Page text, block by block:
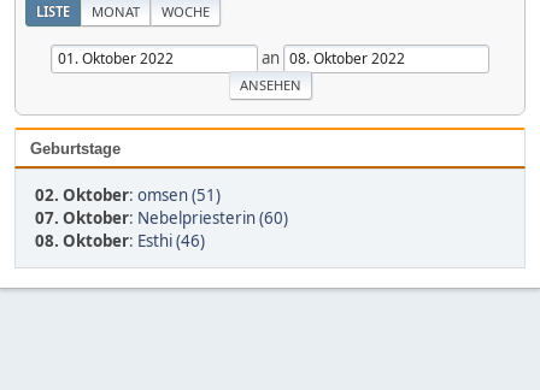
LISTE MONAT WOCHE
an
Geburtstage
02. Oktober: omsen (51)
07. Oktober: Nebelpriesterin (60)
08. Oktober: Esthi (46)